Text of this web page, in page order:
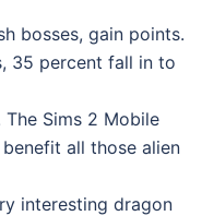
bosses, gain points.
35 percent fall in to
Sims 2 Mobile
all those alien
interesting dragon